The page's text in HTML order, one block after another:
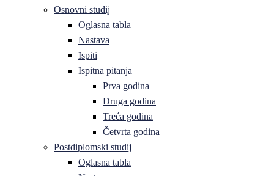
Osnovni studij
Oglasna tabla
Nastava
Ispiti
Ispitna pitanja
Prva godina
Druga godina
Treća godina
Četvrta godina
Postdiplomski studij
Oglasna tabla